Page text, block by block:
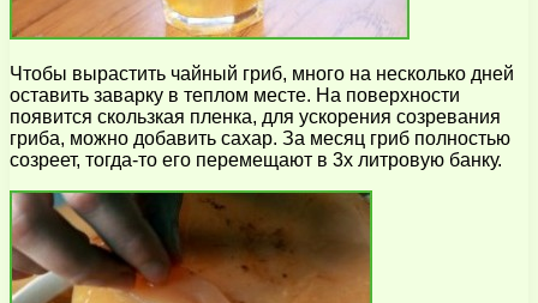
Чтобы вырастить чайный гриб, много на несколько дней
оставить заварку в теплом месте. На поверхности
появится скользкая пленка, для ускорения созревания
гриба, можно добавить сахар. За месяц гриб полностью
созреет, тогда-то его перемещают в 3х литровую банку.